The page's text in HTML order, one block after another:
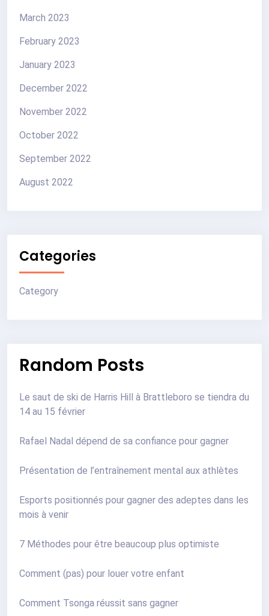
March 2023
February 2023
January 2023
December 2022
November 2022
October 2022
September 2022
August 2022
Categories
Category
Random Posts
Le saut de ski de Harris Hill à Brattleboro se tiendra du
14 au 15 février
Rafael Nadal dépend de sa confiance pour gagner
Présentation de l’entraînement mental aux athlètes
Esports positionnés pour gagner des adeptes dans les
mois à venir
7 Méthodes pour être beaucoup plus optimiste
Comment (pas) pour louer votre enfant
Comment Tsonga réussit sans gagner